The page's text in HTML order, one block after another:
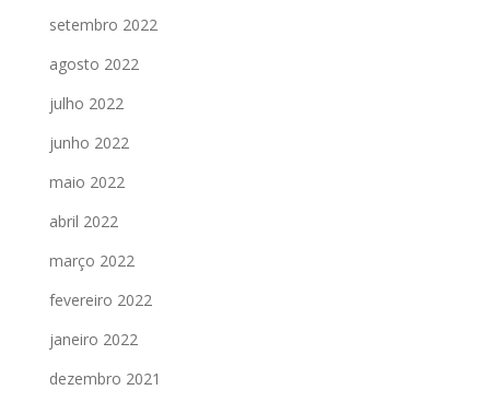
setembro 2022
agosto 2022
julho 2022
junho 2022
maio 2022
abril 2022
março 2022
fevereiro 2022
janeiro 2022
dezembro 2021